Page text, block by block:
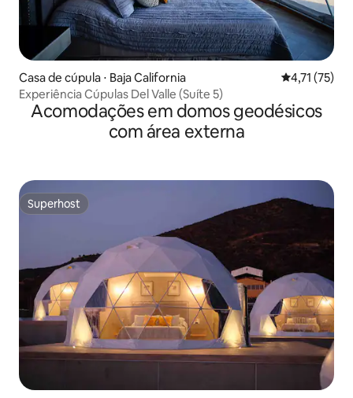
Casa de cúpula ⋅ Baja California 4,71 de uma
4,71 (75)
Experiência Cúpulas Del Valle (Suíte 5)
Acomodações em domos geodésicos
com área externa
Superhost
Superhost